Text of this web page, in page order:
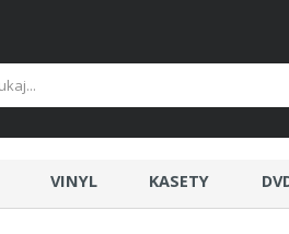
VINYL KASETY